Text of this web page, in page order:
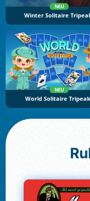
NEU
Winter Solitaire
NEU
World Solitaire